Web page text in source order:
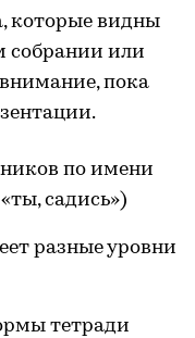
которые видны
собрании или
пока
по имени
садись»)
разные уровни
тетради